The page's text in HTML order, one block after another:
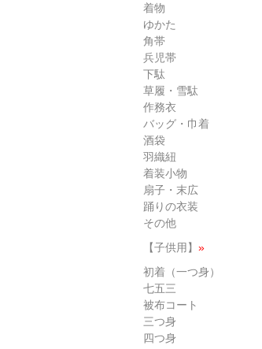
着物
ゆかた
角帯
兵児帯
下駄
草履・雪駄
作務衣
バッグ・巾着
酒袋
羽織紐
着装小物
扇子・末広
踊りの衣装
その他
【子供用】 »
初着（一つ身）
七五三
被布コート
三つ身
四つ身